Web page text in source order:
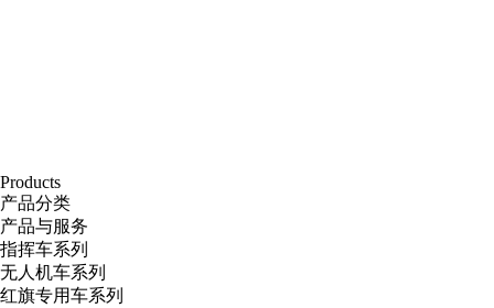
Products
产品分类
产品与服务
指挥车系列
无人机车系列
红旗专用车系列